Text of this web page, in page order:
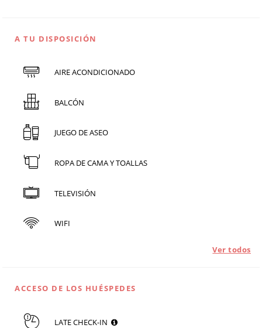
A TU DISPOSICIÓN
AIRE ACONDICIONADO
BALCÓN
JUEGO DE ASEO
ROPA DE CAMA Y TOALLAS
TELEVISIÓN
WIFI
Ver todos
ACCESO DE LOS HUÉSPEDES
LATE CHECK-IN